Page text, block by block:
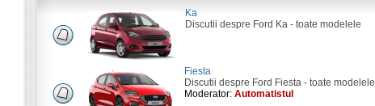
Ka
Discutii despre Ford Ka - toate modelele
Fiesta
Discutii despre Ford Fiesta - toate modelele
Moderator: Automatistul